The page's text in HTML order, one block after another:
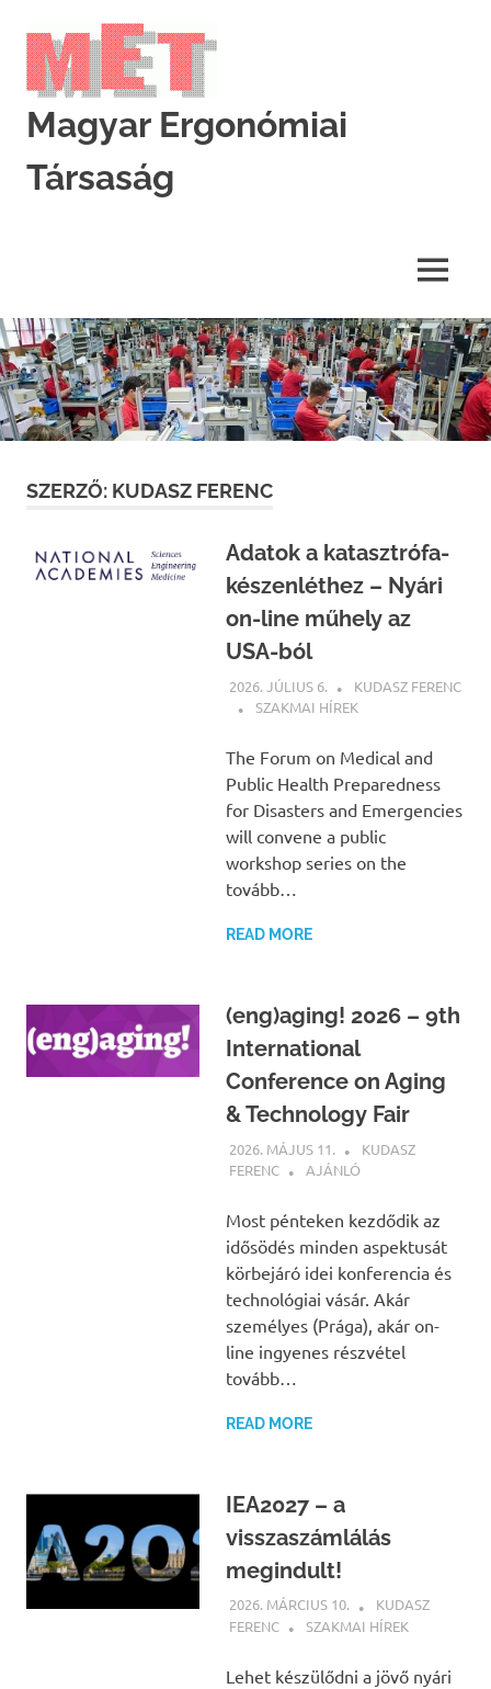
content
Magyar Ergonómiai
Társaság
MENU
SZERZŐ: KUDASZ FERENC
Adatok a katasztrófa-
készenléthez – Nyári
on-line műhely az
USA-ból
2026. JÚLIUS 6.
KUDASZ FERENC
SZAKMAI HÍREK
The Forum on Medical and
Public Health Preparedness
for Disasters and Emergencies
will convene a public
workshop series on the
tovább…
READ MORE
(eng)aging! 2026 – 9th
International
Conference on Aging
& Technology Fair
2026. MÁJUS 11.
KUDASZ
FERENC
AJÁNLÓ
Most pénteken kezdődik az
idősödés minden aspektusát
körbejáró idei konferencia és
technológiai vásár. Akár
személyes (Prága), akár on-
line ingyenes részvétel
tovább…
READ MORE
IEA2027 – a
visszaszámlálás
megindult!
2026. MÁRCIUS 10.
KUDASZ
FERENC
SZAKMAI HÍREK
Lehet készülődni a jövő nyári